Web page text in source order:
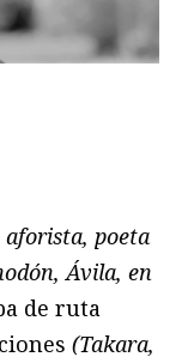
aforista, poeta
Ávila, en
de ruta
(Takara,